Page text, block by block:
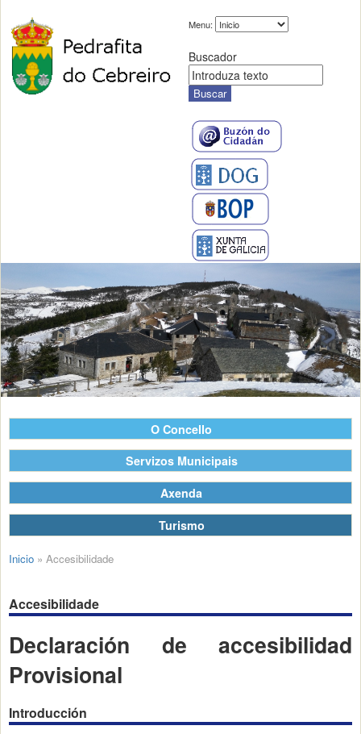
Menu:
Buscador
O Concello
Servizos Municipais
Axenda
Turismo
Inicio » Accesibilidade
Accesibilidade
Declaración de accesibilidad
Provisional
Introducción